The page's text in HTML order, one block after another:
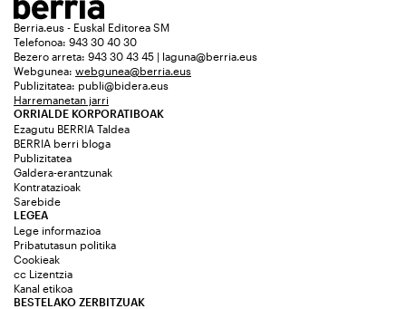
Berria.eus - Euskal Editorea SM
Telefonoa: 943 30 40 30
Bezero arreta: 943 30 43 45 | laguna@berria.eus
Webgunea: webgunea@berria.eus
Publizitatea: publi@bidera.eus
Harremanetan jarri
ORRIALDE KORPORATIBOAK
Ezagutu BERRIA Taldea
BERRIA berri bloga
Publizitatea
Galdera-erantzunak
Kontratazioak
Sarebide
LEGEA
Lege informazioa
Pribatutasun politika
Cookieak
cc Lizentzia
Kanal etikoa
BESTELAKO ZERBITZUAK